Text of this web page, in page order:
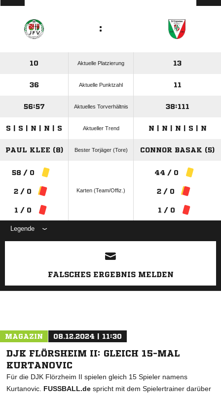
:
10 Aktuelle Platzierung 13
36 Aktuelle Punktzahl 11
56:57 Aktuelles Torverhältnis 38:111
S | S | N | N | S Aktueller Trend N | N | N | S | N
PAUL KLEE (8) Bester Torjäger (Tore) CONNOR BASAK (5)
58 / 0
2 / 0
1 / 0
Karten (Team/Offiz.)
44 / 0
2 / 0
1 / 0
Legende
ANZEIGE
FALSCHES ERGEBNIS MELDEN
MAGAZIN 08.12.2024 | 11:30
DJK FLÖRSHEIM II: GLEICH 15-MAL
KURTANOVIC
Für die DJK Flörzheim II spielen gleich 15 Spieler namens
Kurtanovic. FUSSBALL.de spricht mit dem Spielertrainer darüber